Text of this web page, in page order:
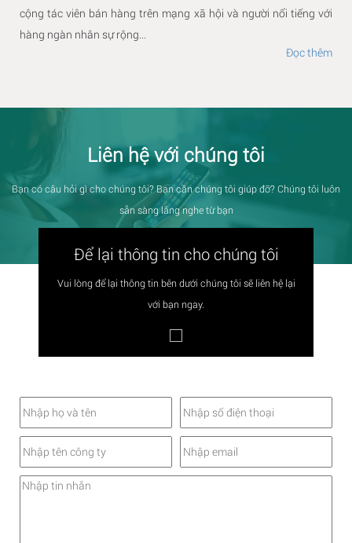
cộng tác viên bán hàng trên mạng xã hội và người nổi tiếng với
hàng ngàn nhân sự rộng...
Đọc thêm
Liên hệ với chúng tôi
Bạn có câu hỏi gì cho chúng tôi? Bạn cần chúng tôi giúp đỡ? Chúng tôi luôn
sẵn sàng lắng nghe từ bạn
Để lại thông tin cho chúng tôi
Vui lòng để lại thông tin bên dưới chúng tôi sẽ liên hệ lại
với bạn ngay.